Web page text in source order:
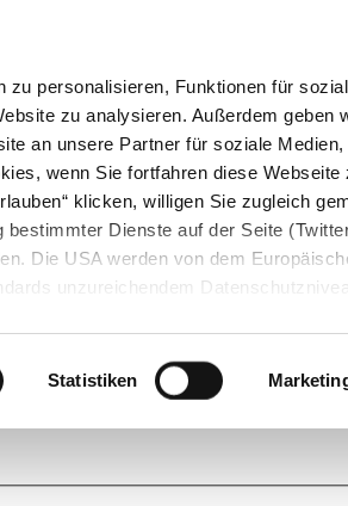
personalisieren, Funktionen für
zu analysieren. Außerdem geben
an unsere Partner für soziale Medien,
wenn Sie fortfahren diese Webseite
klicken, willigen Sie zugleich
Dienste auf der Seite
Die USA werden von dem
unzureichendem
Statistiken
und helfen Sie mit Ihrem Wissen anderen